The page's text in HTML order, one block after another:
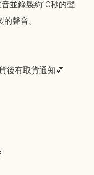
並錄製約10秒的聲
聲音。
後有取貨通知💕